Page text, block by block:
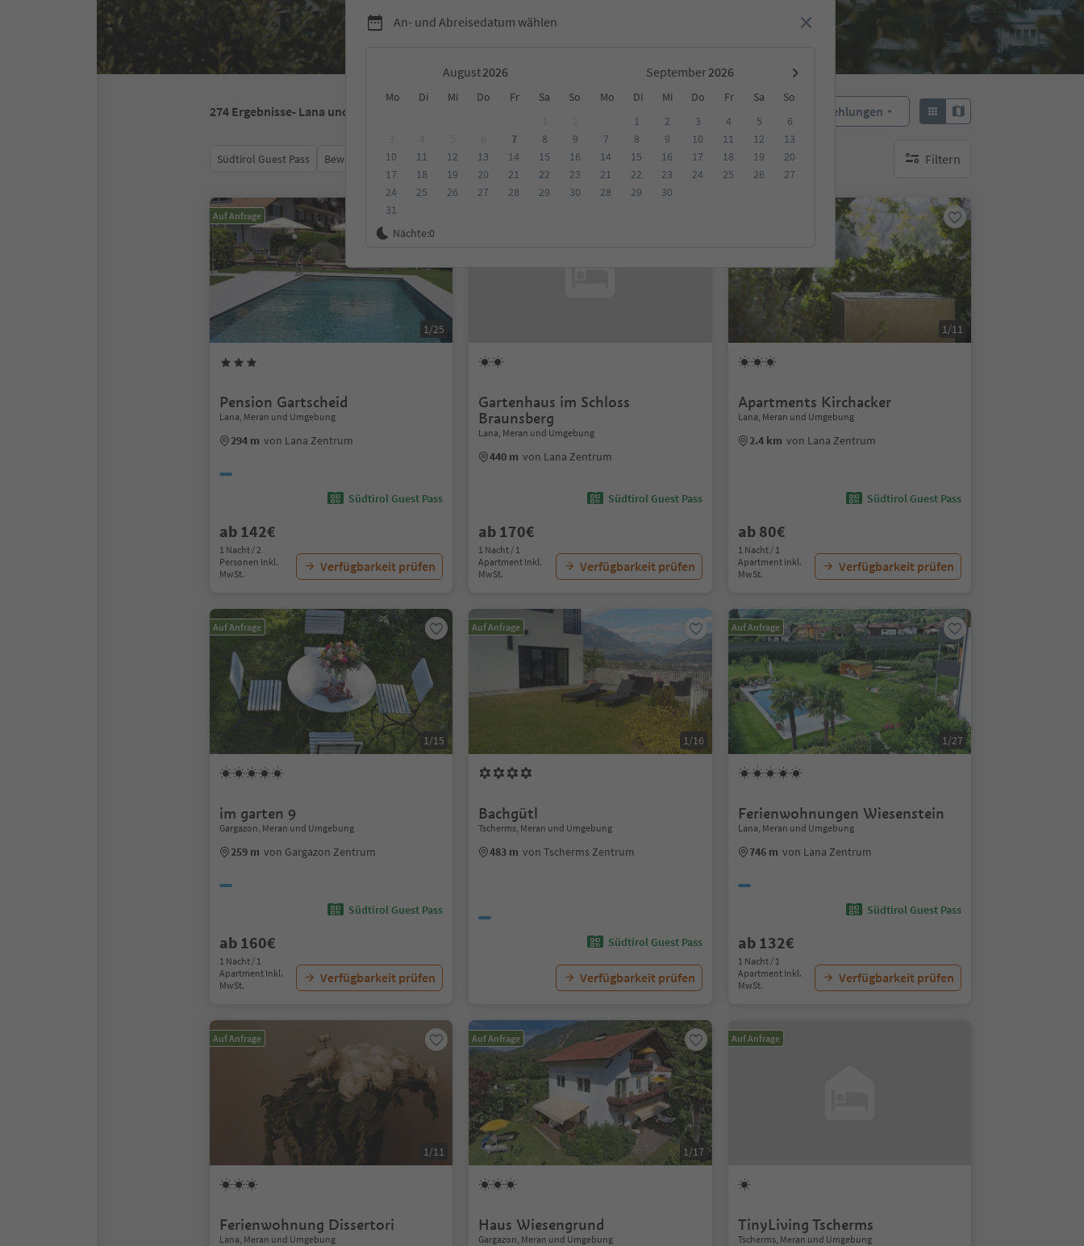
An- und Abreisedatum wählen
August September
Mo Di Mi Do Fr Sa So Mo Di Mi Do Fr Sa
So
7 8
9
10
11 12 13 14 15
16
17
18 19 20 21 22
23
24
25 26 27 28 29
30
31
1 2 3 4 5
6
7
8 9 10 11 12
13
14
15 16 17 18 19
20
21
22 23 24 25 26
27
28
29 30
Nächte:0
274 Ergebnisse- Lana und Umgebung Empfehlungen
Südtirol Guest Pass Bewertungen Kategorie Verpflegungsart Nachhaltige Unterkunft Filtern
keine aktiven Filte
Auf Anfrage
1/25
Pension Gartscheid
Lana, Meran und Umgebung
294 m von Lana Zentrum
Südtirol Guest Pass
ab 142€
1 Nacht / 2
Personen Inkl.
MwSt.
Verfügbarkeit prüfen
Gartenhaus im Schloss
Braunsberg
Lana, Meran und Umgebung
440 m von Lana Zentrum
Südtirol Guest Pass
ab 170€
1 Nacht / 1
Apartment Inkl.
MwSt.
Verfügbarkeit prüfen
1/11
Apartments Kirchacker
Lana, Meran und Umgebung
2.4 km von Lana Zentrum
Südtirol Guest Pass
ab 80€
1 Nacht / 1
Apartment Inkl.
MwSt.
Verfügbarkeit prüfen
Auf Anfrage
1/15
im garten 9
Gargazon, Meran und Umgebung
259 m von Gargazon Zentrum
Südtirol Guest Pass
ab 160€
1 Nacht / 1
Apartment Inkl.
MwSt.
Verfügbarkeit prüfen
Auf Anfrage
1/16
Bachgütl
Tscherms, Meran und Umgebung
483 m von Tscherms Zentrum
Südtirol Guest Pass
Verfügbarkeit prüfen
Auf Anfrage
1/27
Ferienwohnungen Wiesenstein
Lana, Meran und Umgebung
746 m von Lana Zentrum
Südtirol Guest Pass
ab 132€
1 Nacht / 1
Apartment Inkl.
MwSt.
Verfügbarkeit prüfen
Auf Anfrage
1/11
Ferienwohnung Dissertori
Lana, Meran und Umgebung
Auf Anfrage
1/17
Haus Wiesengrund
Gargazon, Meran und Umgebung
Auf Anfrage
TinyLiving Tscherms
Tscherms, Meran und Umgebung